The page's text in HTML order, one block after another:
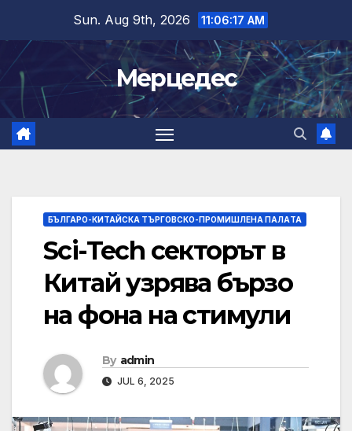
content
Sun. Aug 9th, 2026 11:06:18 AM
Мерцедес
БЪЛГАРО-КИТАЙСКА ТЪРГОВСКО-ПРОМИШЛЕНА ПАЛAТА
Sci-Tech секторът в
Китай узрява бързо
на фона на стимули
By admin
JUL 6, 2025